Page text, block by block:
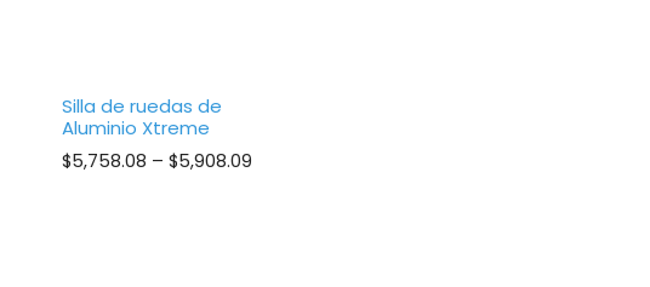
Silla de ruedas de
Aluminio Xtreme
$5,758.08 – $5,908.09